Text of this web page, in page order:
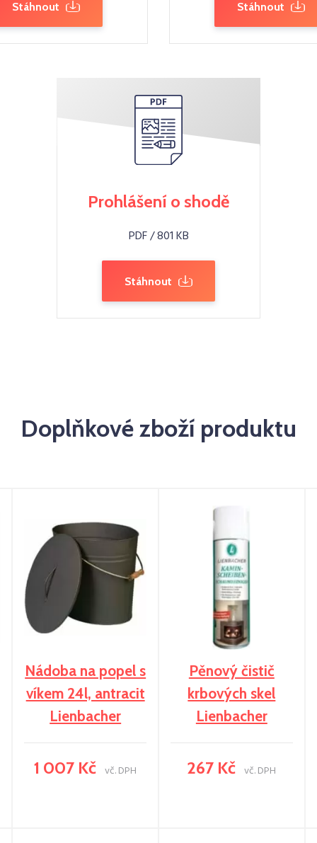
Stáhnout Stáhnout
Prohlášení o shodě
PDF / 801 KB
Stáhnout
Doplňkové zboží produktu
Nádoba na popel s
víkem 24l, antracit
Lienbacher
1 007 Kč vč. DPH
Pěnový čistič
krbových skel
Lienbacher
267 Kč vč. DPH